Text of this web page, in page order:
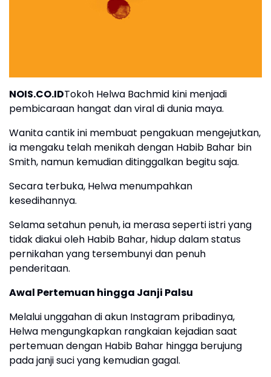
NOIS.CO.IDTokoh Helwa Bachmid kini menjadi
pembicaraan hangat dan viral di dunia maya.
Wanita cantik ini membuat pengakuan mengejutkan,
ia mengaku telah menikah dengan Habib Bahar bin
Smith, namun kemudian ditinggalkan begitu saja.
Secara terbuka, Helwa menumpahkan
kesedihannya.
Selama setahun penuh, ia merasa seperti istri yang
tidak diakui oleh Habib Bahar, hidup dalam status
pernikahan yang tersembunyi dan penuh
penderitaan.
Awal Pertemuan hingga Janji Palsu
Melalui unggahan di akun Instagram pribadinya,
Helwa mengungkapkan rangkaian kejadian saat
pertemuan dengan Habib Bahar hingga berujung
pada janji suci yang kemudian gagal.